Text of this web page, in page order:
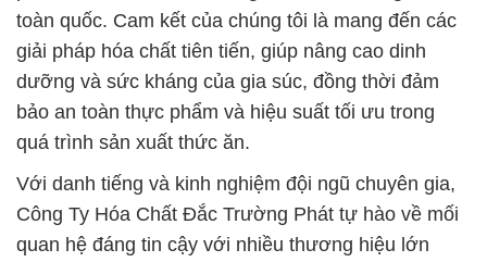
toàn quốc. Cam kết của chúng tôi là mang đến các
giải pháp hóa chất tiên tiến, giúp nâng cao dinh
dưỡng và sức kháng của gia súc, đồng thời đảm
bảo an toàn thực phẩm và hiệu suất tối ưu trong
quá trình sản xuất thức ăn.
Với danh tiếng và kinh nghiệm đội ngũ chuyên gia,
Công Ty Hóa Chất Đắc Trường Phát tự hào về mối
quan hệ đáng tin cậy với nhiều thương hiệu lớn